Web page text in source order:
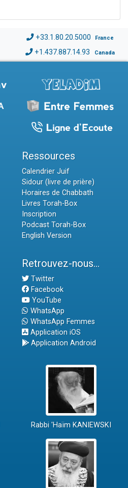
+33.1.80.20.5000 France
+1.437.887.14.93 Canada
Ressources
Calendrier Juif
Sidour (livre de prière)
Horaires de Chabbath
Livres Torah-Box
Inscription
Podcast Torah-Box
English Version
Retrouvez-nous...
Twitter
Facebook
YouTube
WhatsApp
WhatsApp Femmes
Application iOS
Application Android
Rabbi 'Haïm KANIEWSKI